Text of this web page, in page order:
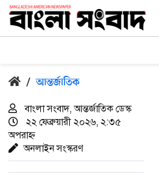
/ আন্তর্জাতিক
বাংলা সংবাদ, আন্তর্জাতিক ডেস্ক
২২ ফেব্রুয়ারী ২০২৬, ২:৩৫
অপরাহ্ন
অনলাইন সংস্করণ